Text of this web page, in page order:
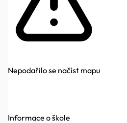
Nepodařilo se načíst mapu
Informace o škole